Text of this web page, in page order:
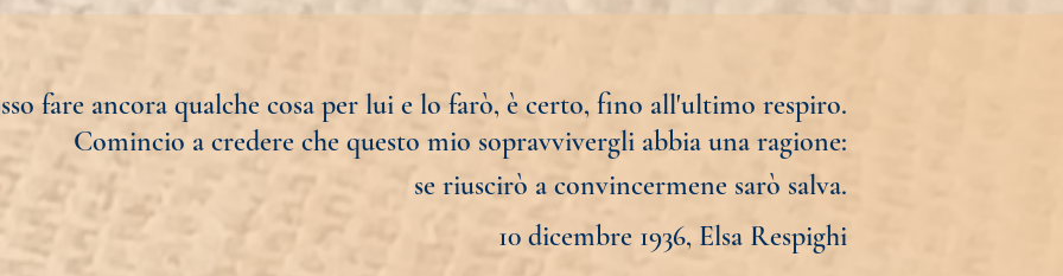
fare ancora qualche cosa per lui e lo farò, è certo, fino all'ultimo respiro.
Comincio a credere che questo mio sopravvivergli abbia una ragione:
se riuscirò a convincermene sarò salva.
10 dicembre 1936, Elsa Respighi